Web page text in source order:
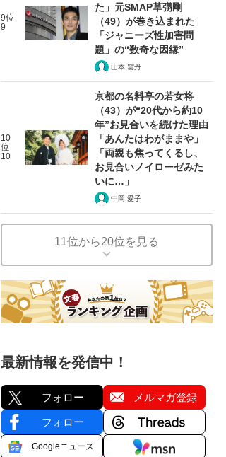
9位
9
た」元SMAP草彅剛
（49）が巻き込まれた
「ジャニーズ性加害問
題」の“数奇な因縁”
山本 雲丹
10
位
10
京都の名料亭の若女将
（43）が“20代から約10
年”お見合いを続けた理由
「あんたはわがままや」
「両親も焦ってくるし、
お見合いノイローゼみた
いに…」
中岡 愛子
11位から20位を見る
最新情報を発信中！
フォロー メルマガ登録
フォロー
Googleニュース